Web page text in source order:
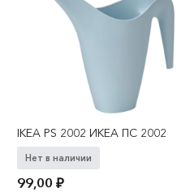
IKEA PS 2002 ИКЕА ПС 2002
Нет в наличии
99,00₽